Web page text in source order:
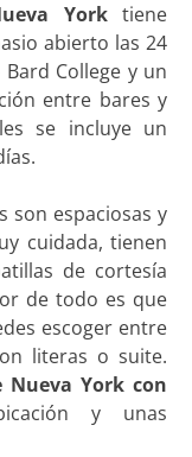
Yorktiene
abierto las 24
College y un
entre bares y
se incluye un
son espaciosas y
cuidada, tienen
de cortesía
de todo es que
escoger entre
literas o suite.
Nueva York con
y unas